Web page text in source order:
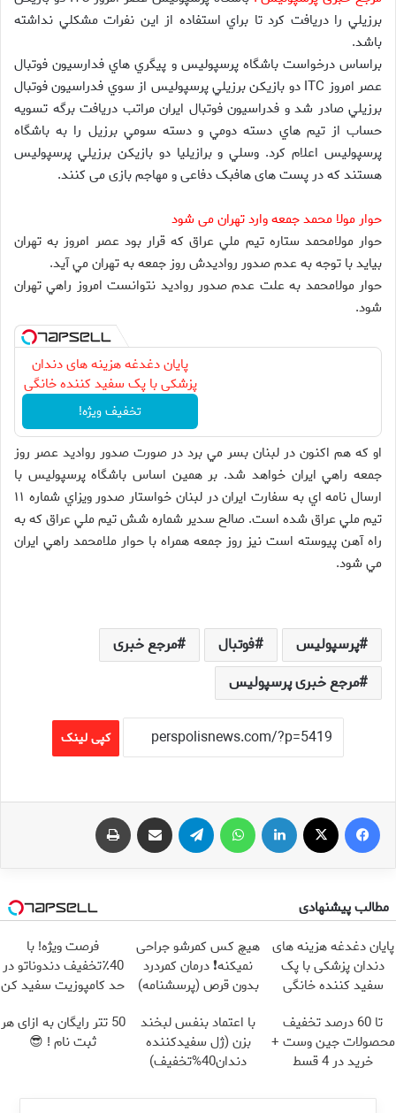
برزيلي را دريافت كرد تا براي استفاده از اين نفرات مشكلي نداشته
باشد.
براساس درخواست باشگاه پرسپوليس و پيگري هاي فدارسيون فوتبال
عصر امروز ITC دو بازيكن برزيلي پرسپوليس از سوي فدراسيون فوتبال
برزيلي صادر شد و فدراسيون فوتبال ايران مراتب دريافت برگه تسويه
حساب از تيم هاي دسته دومي و دسته سومي برزيل را به باشگاه
پرسپوليس اعلام كرد. وسلي و برازيليا دو بازيكن برزيلي پرسپوليس
هستند كه در پست های هافبک دفاعی و مهاجم بازی می کنند.
حوار مولا محمد جمعه وارد تهران می شود
حوار مولامحمد ستاره تيم ملي عراق كه قرار بود عصر امروز به تهران
بيايد با توجه به عدم صدور رواديدش روز جمعه به تهران مي آيد.
حوار مولامحمد به علت عدم صدور رواديد نتوانست امروز راهي تهران
شود.
پایان دغدغه هزینه های دندان
پزشکی با پک سفید کننده خانگی
تخفیف ویژه!
او كه هم اكنون در لبنان بسر مي برد در صورت صدور رواديد عصر روز
جمعه راهي ايران خواهد شد. بر همين اساس باشگاه پرسپوليس با
ارسال نامه اي به سفارت ايران در لبنان خواستار صدور ويزاي شماره ۱۱
تيم ملي عراق شده است. صالح سدير شماره شش تيم ملي عراق كه به
راه آهن پيوسته است نيز روز جمعه همراه با حوار ملامحمد راهي ايران
مي شود.
پرسپولیس فوتبال
مرجع خبری
مرجع خبری پرسپولیس
کپی لینک
فیس بوک لینکدین تلگرام اشتراک گذاری از طریق ایمیل
مطالب پیشنهادی
پایان دغدغه هزینه های
دندان پزشکی با پک
سفید کننده خانگی
هیچ کس کمرشو جراحی
نمیکنه❗ درمان کمردرد
بدون قرص (پرسشنامه)
فرصت ویژه! با
40٪تخفیف دندوناتو در
حد کامپوزیت سفید کن
تا 60 درصد تخفیف
محصولات جین وست +
خرید در 4 قسط
با اعتماد بنفس لبخند
بزن (ژل سفیدکننده
دندان40%تخفیف)
50 تتر رایگان به ازای هر
ثبت نام ! 😎